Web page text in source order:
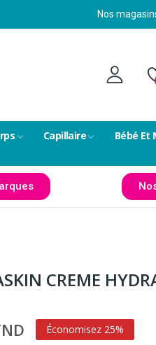
Nos
Capillaire Bébé Et
CREME
Économisez 25%